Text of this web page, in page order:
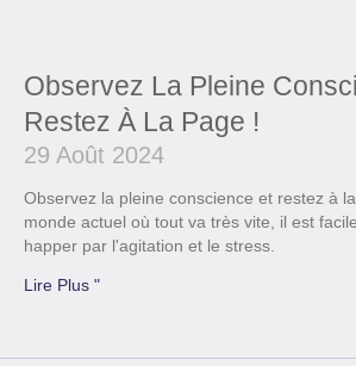
Observez La Pleine
Restez À La Page !
29 Août 2024
Observez la pleine conscience et restez à
monde actuel où tout va très vite, il est
happer par l'agitation et le stress.
Lire Plus "